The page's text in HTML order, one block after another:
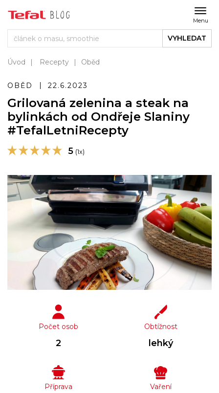
Menu
VYHLEDAT
Úvod Recepty Oběd
OBĚD 22.6.2023
Grilovaná zelenina a steak na
bylinkách od Ondřeje Slaniny
#TefalLetniRecepty
5 (1x)
Počet osob
2
Obtížnost
lehký
Příprava Vaření